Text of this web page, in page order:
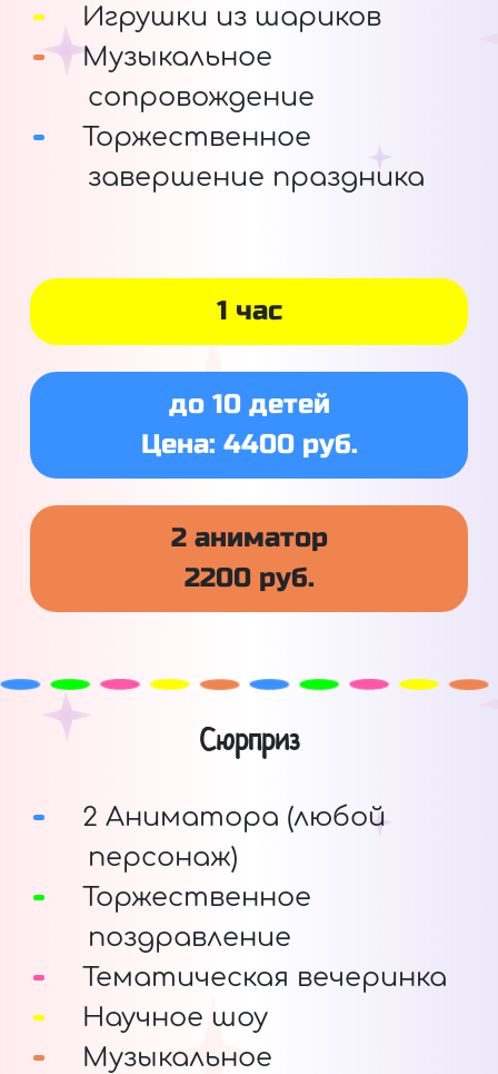
Игрушки из шариков
Музыкальное
сопровождение
Торжественное
завершение праздника
1 час
до 10 детей
Цена: 4400 руб.
2 аниматор
2200 руб.
Сюрприз
2 Аниматора (любой
персонаж)
Торжественное
поздравление
Тематическая вечеринка
Научное шоу
Музыкальное